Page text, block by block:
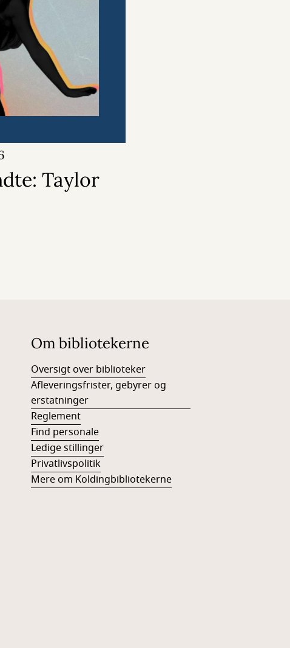
Taylor
Om bibliotekerne
Oversigt over biblioteker
Afleveringsfrister, gebyrer og
erstatninger
Reglement
Find personale
Ledige stillinger
Privatlivspolitik
Mere om Koldingbibliotekerne